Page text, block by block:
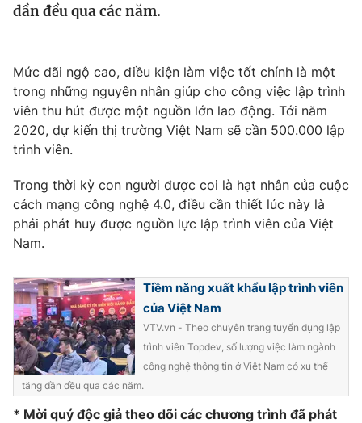
Tin tức
Câu chuyện quốc tế
Thị trường
Góc doanh nghiệp
Dữ liệu và đời sống
Truyền hình
Phim VTV
Hậu trường
Nhân vật
Khán giả
Giải sao mai
Điện ảnh
Âm nhạc
Đời sống
Du lịch
Làm đẹp
Chất lượng cuộc sống
Tuyển sinh
Học trực tuyến
Công nghệ
Hitech Công nghệ tương lai
Sản phẩm
Giao lưu trực tuyến
Lịch phát sóng
dần đều qua các năm.
Mức đãi ngộ cao, điều kiện làm việc tốt chính là một
trong những nguyên nhân giúp cho công việc lập trình
viên thu hút được một nguồn lớn lao động. Tới năm
2020, dự kiến thị trường Việt Nam sẽ cần 500.000 lập
trình viên.
Trong thời kỳ con người được coi là hạt nhân của cuộc
cách mạng công nghệ 4.0, điều cần thiết lúc này là
phải phát huy được nguồn lực lập trình viên của Việt
Nam.
Tiềm năng xuất khẩu lập trình viên
của Việt Nam
VTV.vn - Theo chuyên trang tuyển dụng lập
trình viên Topdev, số lượng việc làm ngành
công nghệ thông tin ở Việt Nam có xu thế
tăng dần đều qua các năm.
* Mời quý độc giả theo dõi các chương trình đã phát